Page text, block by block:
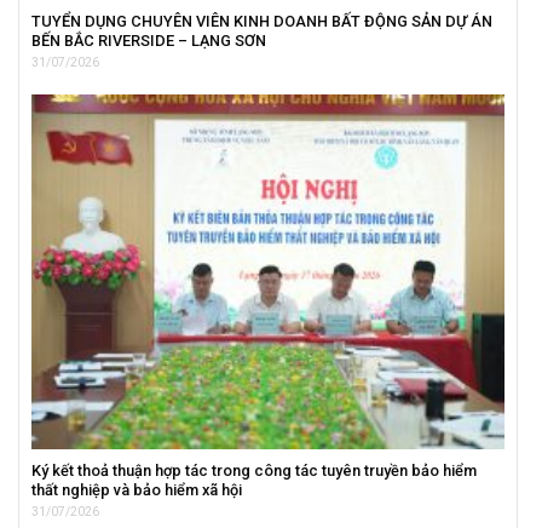
TUYỂN DỤNG CHUYÊN VIÊN KINH DOANH BẤT ĐỘNG SẢN DỰ ÁN
BẾN BẮC RIVERSIDE – LẠNG SƠN
31/07/2026
Ký kết thoả thuận hợp tác trong công tác tuyên truyền bảo hiểm
thất nghiệp và bảo hiểm xã hội
31/07/2026